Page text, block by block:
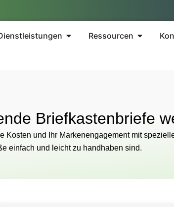
Ressourcen
Briefkastenbriefe
Kosten und Ihr Markenengagement mit
einfach und leicht zu handhaben sind.